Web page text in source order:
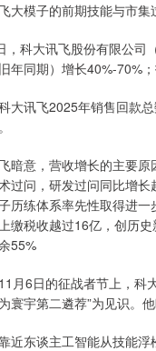
大模子的前期技能与市集
，科大讯飞股份有限公司
旧年同期）增长40%-70%
大讯飞2025年销售回款
暗意，营收增长的主要
过问，研发过问同比增
历练体系率先性取得进
缴税收越过16亿，创历
55%
月6日的征战者节上，科
寰宇第二遴荐”为见识。
近东谈主工智能从技能